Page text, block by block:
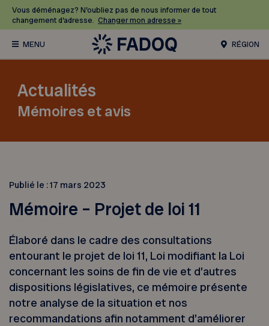
Vous déménagez? N’oubliez pas de nous informer de tout
changement d’adresse. Changer mon adresse »
RÉGION
Actualités
Mémoires et avis
Publié le :17 mars 2023
Mémoire – Projet de loi 11
Élaboré dans le cadre des consultations
entourant le projet de loi 11, Loi modifiant la Loi
concernant les soins de fin de vie et d’autres
dispositions législatives, ce mémoire présente
notre analyse de la situation et nos
recommandations afin notamment d’améliorer